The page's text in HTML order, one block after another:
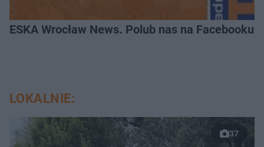
ESKA Wrocław News. Polub nas na Facebooku!
LOKALNIE:
37